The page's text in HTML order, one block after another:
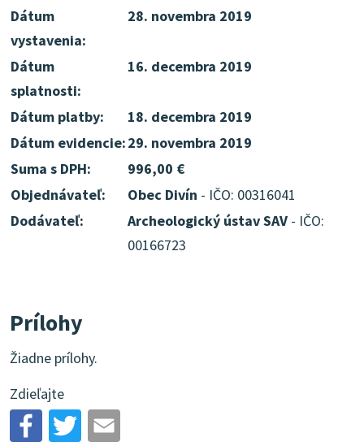
Dátum
vystavenia:
28. novembra 2019
Dátum
splatnosti:
16. decembra 2019
Dátum platby:
18. decembra 2019
Dátum evidencie:29. novembra 2019
Suma s DPH:
996,00 €
Objednávateľ:
Obec Divín - IČO: 00316041
Dodávateľ:
Archeologický ústav SAV - IČO:
00166723
Prílohy
Žiadne prílohy.
Zdieľajte